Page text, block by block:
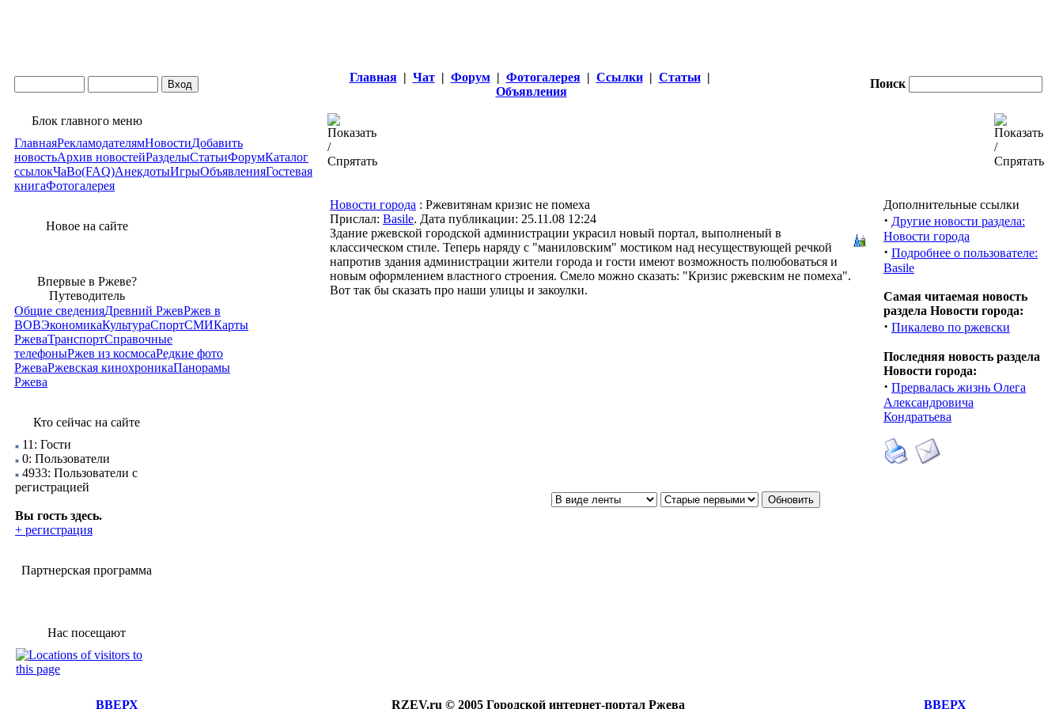
Главная | Чат | Форум | Фотогалерея | Ссылки | Статьи |
Объявления
Поиск
Блок главного меню
ГлавнаяРекламодателямНовостиДобавить
новостьАрхив новостейРазделыСтатьиФорумКаталог
ссылокЧаВо(FAQ)АнекдотыИгрыОбъявленияГостевая
книгаФотогалерея
Новое на сайте
Впервые в Ржеве?
Путеводитель
Общие сведенияДревний РжевРжев в
ВОВЭкономикаКультураСпортСМИКарты
РжеваТранспортСправочные
телефоныРжев из космосаРедкие фото
РжеваРжевская кинохроникаПанорамы
Ржева
Кто сейчас на сайте
11: Гости
0: Пользователи
4933: Пользователи с
регистрацией
Вы гость здесь.
+ регистрация
Партнерская программа
Нас посещают
Новости города : Ржевитянам кризис не помеха
Прислал: Basile. Дата публикации: 25.11.08 12:24
Здание ржевской городской администрации украсил новый портал, выполненый в
классическом стиле. Теперь наряду с "маниловским" мостиком над несуществующей речкой
напротив здания администрации жители города и гости имеют возможность полюбоваться и
новым оформлением властного строения. Смело можно сказать: "Кризис ржевским не помеха".
Вот так бы сказать про наши улицы и закоулки.
Дополнительные ссылки
· Другие новости раздела:
Новости города
· Подробнее о пользователе:
Basile
Самая читаемая новость
раздела Новости города:
· Пикалево по ржевски
Последняя новость раздела
Новости города:
· Прервалась жизнь Олега
Александровича
Кондратьева
ВВЕРХ RZEV.ru © 2005 Городской интернет-портал Ржева ВВЕРХ